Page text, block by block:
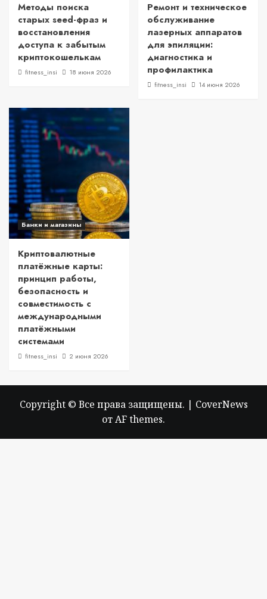
Методы поиска
старых seed-фраз и
восстановления
доступа к забытым
криптокошелькам
fitness_insi 18 июня 2026
Ремонт и техническое
обслуживание
лазерных аппаратов
для эпиляции:
диагностика и
профилактика
fitness_insi 14 июня 2026
Банки и магазины
Криптовалютные
платёжные карты:
принцип работы,
безопасность и
совместимость с
международными
платёжными
системами
fitness_insi 2 июня 2026
Copyright © Все права защищены. | CoverNews
от AF themes.